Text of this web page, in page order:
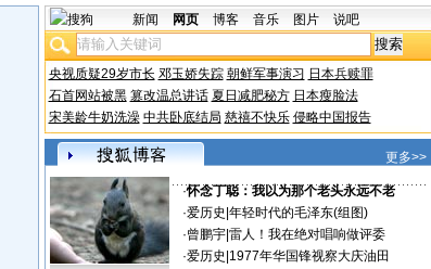
新闻 网页 博客 音乐 图片 说吧
央视质疑29岁市长 邓玉娇失踪 朝鲜军事演习 日本兵赎罪
石首网站被黑 篡改温总讲话 夏日减肥秘方 日本瘦脸法
宋美龄牛奶洗澡 中共卧底结局 慈禧不快乐 侵略中国报告
更多>>
·怀念丁聪：我以为那个老头永远不老
·爱历史 年轻时代的毛泽东(组图)
·曾鹏宇| 雷人！我在绝对唱响做评委
·爱历史 1977年华国锋视察大庆油田